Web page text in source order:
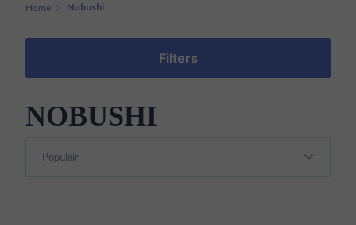
Home Nobushi
Filters
NOBUSHI